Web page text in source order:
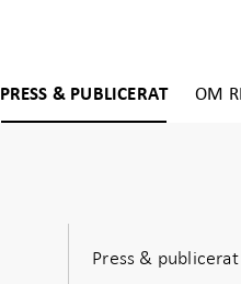
PRESS & PUBLICERAT OM
Press & publicerat